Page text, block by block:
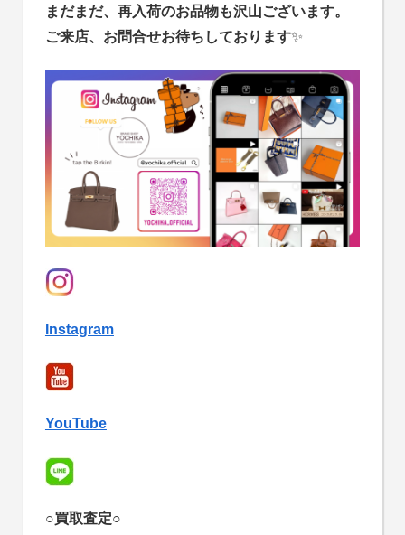
まだまだ、再入荷のお品物も沢山ございます。
ご来店、お問合せお待ちしております✨
Instagram
YouTube
○買取査定○